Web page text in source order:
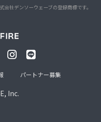
会社デンソーウェーブの登録商標です。
Inc.
パートナー募集